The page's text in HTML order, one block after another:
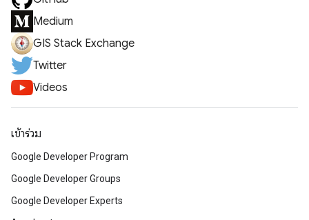
Medium
GIS Stack Exchange
Twitter
Videos
เข้าร่วม
Google Developer Program
Google Developer Groups
Google Developer Experts